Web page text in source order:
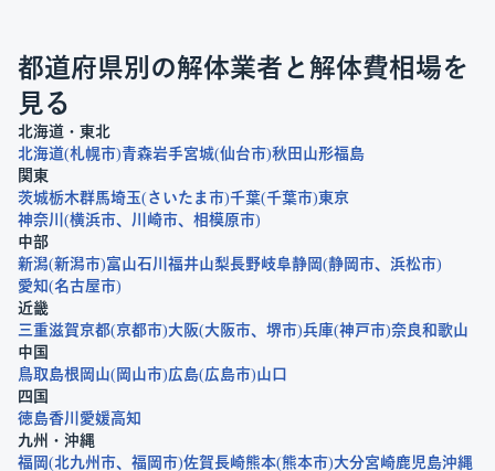
都道府県別の解体業者と解体費相場を
見る
北海道・東北
北海道 札幌市 青森岩手宮城 仙台市 秋田 山形福島
関東
茨城栃木群馬埼玉 さいたま市 千葉 千葉市 東京
神奈川
横浜市 川崎市
相模原市
中部
新潟 新潟市 富山石川 福井山梨長野岐阜静岡 静岡市
浜松市
愛知 名古屋市
近畿
三重滋賀京都 京都市 大阪 大阪市 堺市 兵庫 神戸市 奈良和歌山
中国
鳥取 島根 岡山 岡山市 広島 広島市 山口
四国
徳島香川 愛媛高知
九州・沖縄
福岡 北九州市 福岡市 佐賀長崎熊本 熊本市 大分宮崎鹿児島沖縄